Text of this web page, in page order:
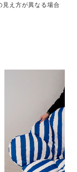
え方が異なる場合